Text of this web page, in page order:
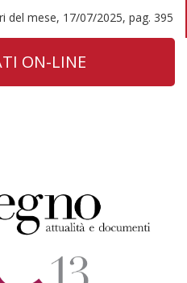
del mese, 17/07/2025, pag. 395
ON-LINE